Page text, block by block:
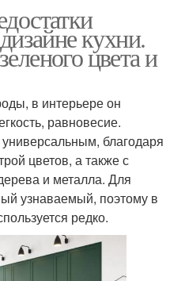
кухни.
цвета и
в интерьере он
равновесие.
благодаря
цветов, а также с
и металла. Для
узнаваемый, поэтому в
редко.